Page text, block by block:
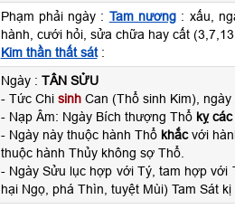
Phạm phải ngày : Tam nương: xấu,
hành, cưới hỏi, sửa chữa hay cất
Kim thần thất sát:
Ngày : TÂN SỬU
- Tức Chi sinhCan (Thổ sinh Kim), ngày
- Nạp Âm: Ngày Bích thượng Thổ kỵ
- Ngày này thuộc hành Thổ khắcvới
thuộc hành Thủy không sợ Thổ.
- Ngày Sửu lục hợp với Tý, tam hợp với
hại Ngọ, phá Thìn, tuyệt Mùi) Tam Sát